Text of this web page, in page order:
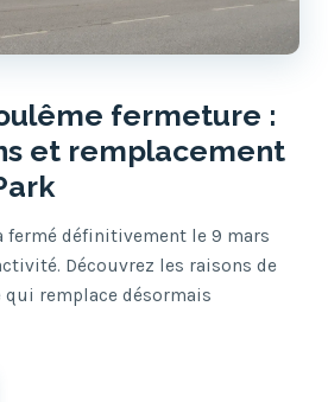
fermeture :
et remplacement
fermé définitivement le 9 mars
Découvrez les raisons de
remplace désormais